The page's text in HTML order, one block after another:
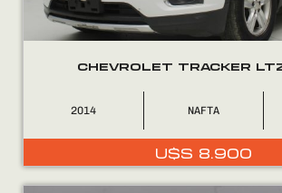
Encontranos en
CHEVROLET TRACKER
2014 NAFTA
U$S 8.900